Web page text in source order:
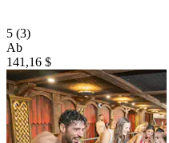
5 (3)
Ab
141,16 $